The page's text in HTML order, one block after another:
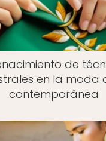
de
en la moda
contemporánea